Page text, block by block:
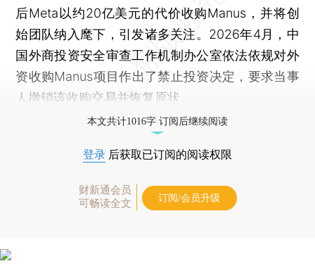
后Meta以约20亿美元的代价收购Manus，并将创
始团队纳入麾下，引发诸多关注。2026年4月，中
国外商投资安全审查工作机制办公室依法依规对外
资收购Manus项目作出了禁止投资决定，要求当事
人撤销该收购交易并恢复原状。
本文共计1016字 订阅后继续阅读
登录 后获取已订阅的阅读权限
财新通会员
可畅读全文
订阅/会员升级